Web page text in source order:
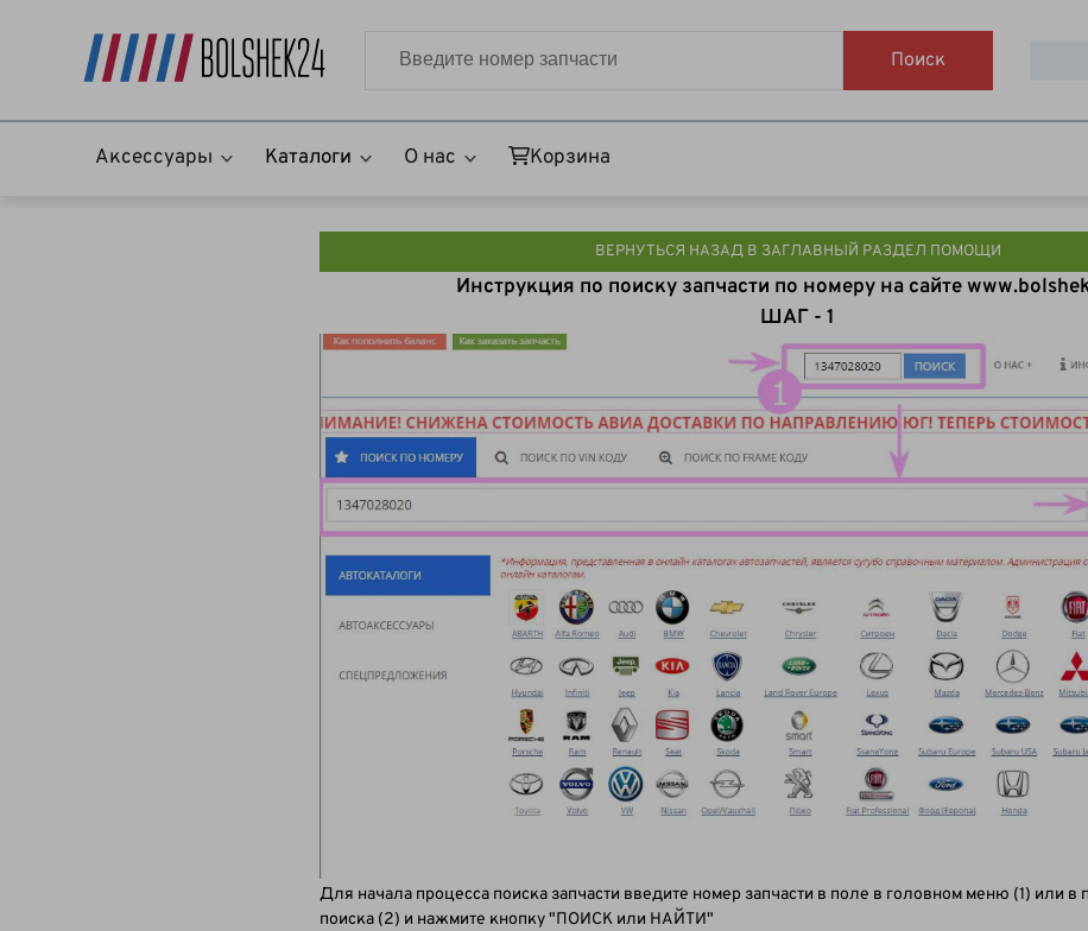
Поиск
Аксессуары Каталоги О нас Корзина
ВЕРНУТЬСЯ НАЗАД В ЗАГЛАВНЫЙ РАЗДЕЛ ПОМОЩИ
Инструкция по поиску запчасти по номеру на сайте
ШАГ - 1
Для начала процесса поиска запчасти введите номер запчасти в поле в головном меню (1) или
поиска (2) и нажмите кнопку "ПОИСК или НАЙТИ"